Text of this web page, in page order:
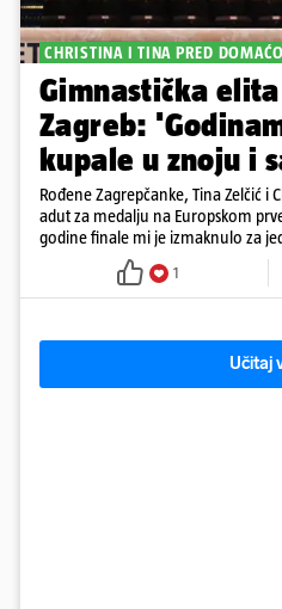
CHRISTINA I TINA PRED
Gimnastička
Zagreb:
kupale u znoju i
Rođene Zagrepčanke, Tina Zelčić i
adut za medalju na Europskom
godine finale mi je izmaknulo za
1
Učitaj